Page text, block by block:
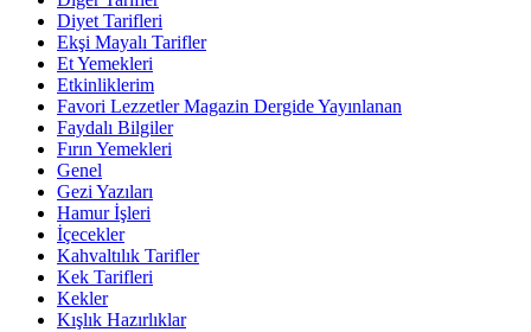
Diyet Tarifleri
Ekşi Mayalı Tarifler
Et Yemekleri
Etkinliklerim
Favori Lezzetler Magazin Dergide Yayınlanan
Faydalı Bilgiler
Fırın Yemekleri
Genel
Gezi Yazıları
Hamur İşleri
İçecekler
Kahvaltılık Tarifler
Kek Tarifleri
Kekler
Kışlık Hazırlıklar